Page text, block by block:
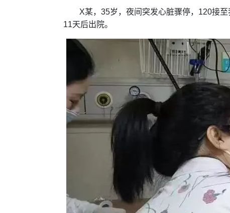
X某，35岁，夜间突发心脏骤停，120接
11天后出院。